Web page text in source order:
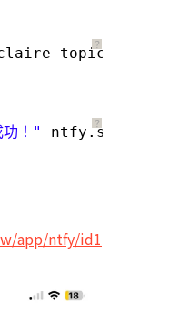
？
topic
？
功！" ntfy.sh
app/ntfy/id1